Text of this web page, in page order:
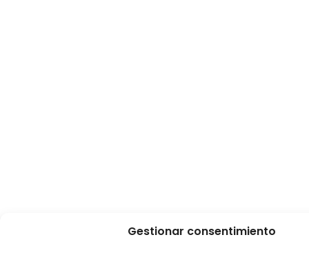
Gestionar consentimiento